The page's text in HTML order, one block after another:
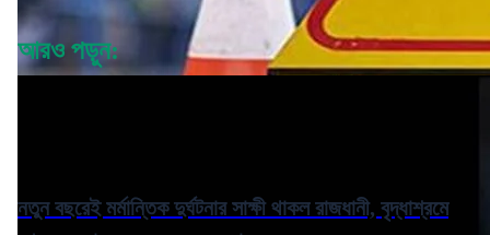
আরও পড়ুন:
নতুন বছরেই মর্মান্তিক দুর্ঘটনার সাক্ষী থাকল রাজধানী, বৃদ্ধাশ্রমে